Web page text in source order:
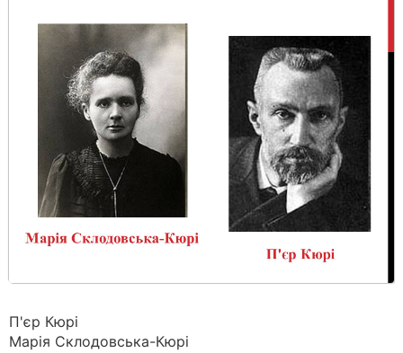
П'єр Кюрі
Марія Склодовська-Кюрі